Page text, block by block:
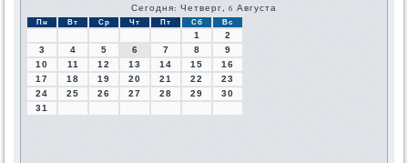
Сегодня: Четверг, 6 Августа
Пн Вт Ср Чт Пт Сб Вс
1
2
3
4 5 6 7 8
9
10
11 12 13 14 15
16
17
18 19 20 21 22
23
24
25 26 27 28 29
30
31